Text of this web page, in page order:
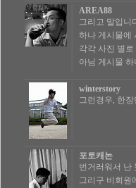
AREA88
그리고 말입니
하나 게시물에
각각 사진 별
아님 게시물
winterstory
그런경우, 한
포토캐논
번거러워서 난
그리구 비회원